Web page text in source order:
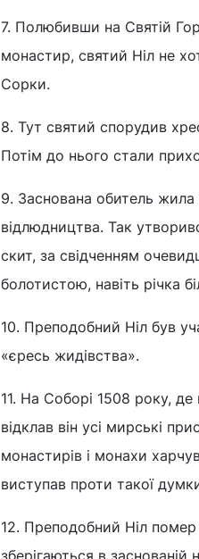
7. Полюбивши на Святій
монастир, святий Ніл не
Сорки.
8. Тут святий спорудив
Потім до нього стали
9. Заснована обитель
відлюдництва. Так
скит, за свідченням
болотистою, навіть річка
10. Преподобний Ніл був
«єресь жидівства».
11. На Соборі 1508 року,
відклав він усі мирські
монастирів і монахи
виступав проти такої
12. Преподобний Ніл
зберігаються в заснованій